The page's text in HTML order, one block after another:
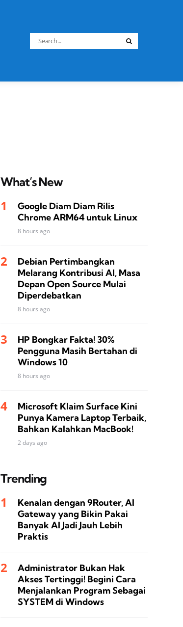
Search
for:
What’s New
Google Diam Diam Rilis
Chrome ARM64 untuk Linux
8 hours ago
Debian Pertimbangkan
Melarang Kontribusi AI, Masa
Depan Open Source Mulai
Diperdebatkan
8 hours ago
HP Bongkar Fakta! 30%
Pengguna Masih Bertahan di
Windows 10
8 hours ago
Microsoft Klaim Surface Kini
Punya Kamera Laptop Terbaik,
Bahkan Kalahkan MacBook!
2 days ago
Trending
Kenalan dengan 9Router, AI
Gateway yang Bikin Pakai
Banyak AI Jadi Jauh Lebih
Praktis
Administrator Bukan Hak
Akses Tertinggi! Begini Cara
Menjalankan Program Sebagai
SYSTEM di Windows